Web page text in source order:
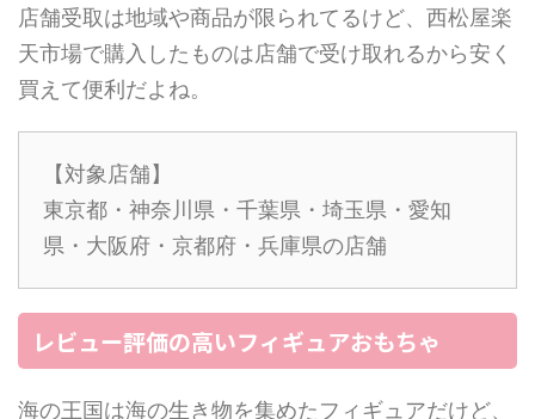
店舗受取は地域や商品が限られてるけど、西松屋楽
天市場で購入したものは店舗で受け取れるから安く
買えて便利だよね。
【対象店舗】
東京都・神奈川県・千葉県・埼玉県・愛知
県・大阪府・京都府・兵庫県の店舗
レビュー評価の高いフィギュアおもちゃ
海の王国は海の生き物を集めたフィギュアだけど、